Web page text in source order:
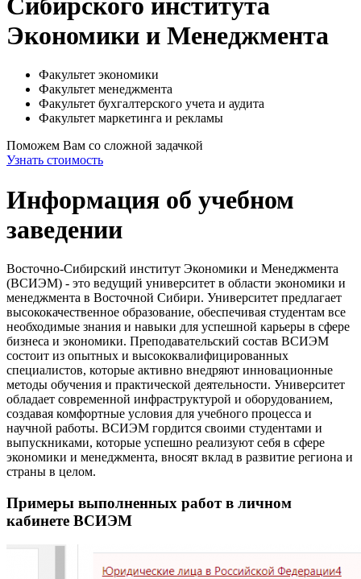
Экономики и Менеджмента
Факультет экономики
Факультет менеджмента
Факультет бухгалтерского учета и аудита
Факультет маркетинга и рекламы
Поможем Вам со сложной задачкой
Узнать стоимость
Информация об учебном
заведении
Восточно-Сибирский институт Экономики и Менеджмента
(ВСИЭМ) - это ведущий университет в области экономики и
менеджмента в Восточной Сибири. Университет предлагает
высококачественное образование, обеспечивая студентам все
необходимые знания и навыки для успешной карьеры в сфере
бизнеса и экономики. Преподавательский состав ВСИЭМ
состоит из опытных и высококвалифицированных
специалистов, которые активно внедряют инновационные
методы обучения и практической деятельности. Университет
обладает современной инфраструктурой и оборудованием,
создавая комфортные условия для учебного процесса и
научной работы. ВСИЭМ гордится своими студентами и
выпускниками, которые успешно реализуют себя в сфере
экономики и менеджмента, вносят вклад в развитие региона и
страны в целом.
Примеры выполненных работ в личном
кабинете ВСИЭМ